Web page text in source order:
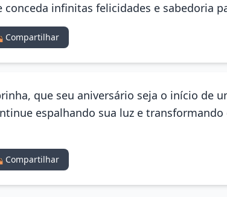
conceda infinitas felicidades e sabedoria
Compartilhar
que seu aniversário seja o início de
espalhando sua luz e
Compartilhar